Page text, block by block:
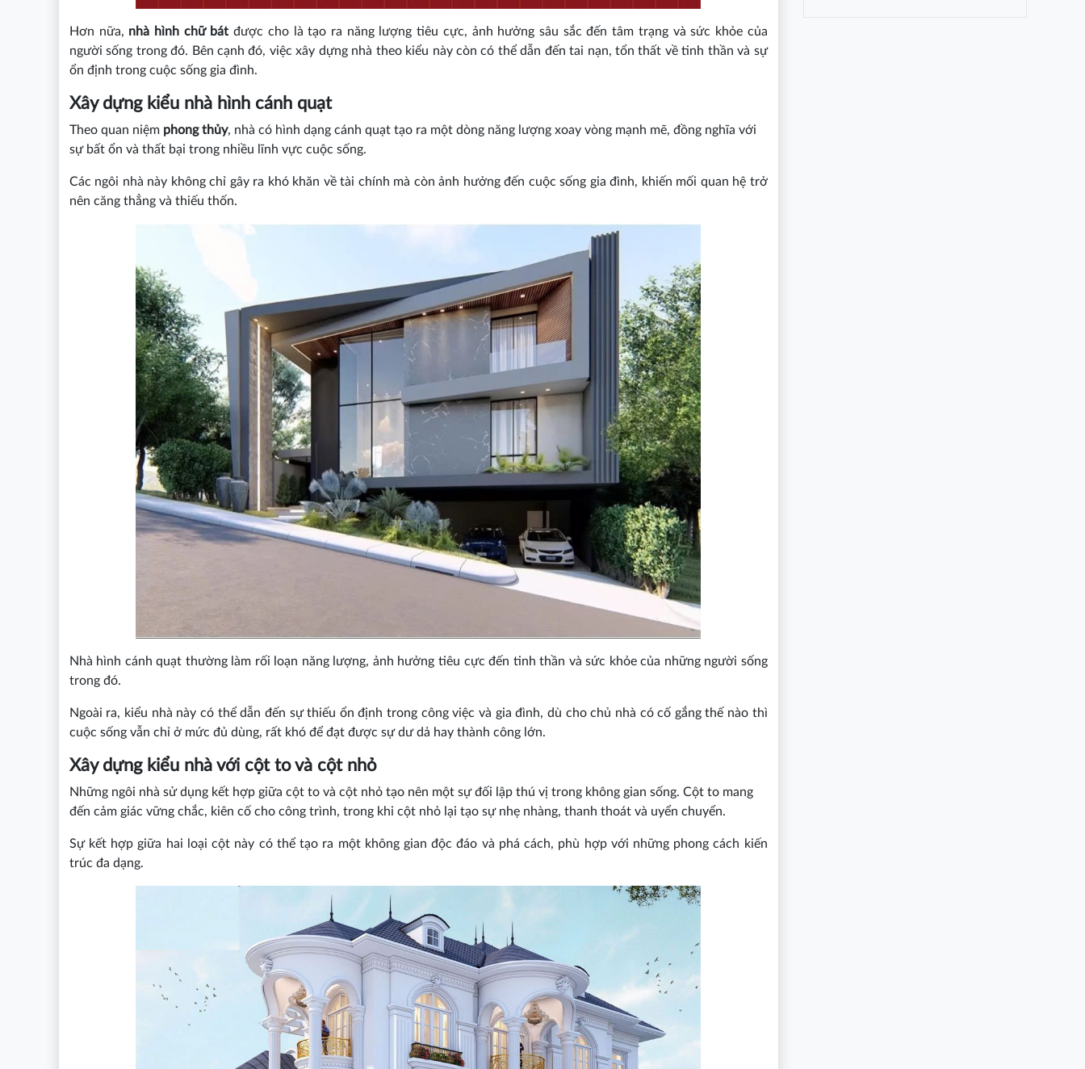
Hơn nữa, nhà hình chữ bátđược cho là tạo ra năng lượng tiêu cực, ảnh hưởng sâu sắc đến tâm trạng và sức khỏe của
người sống trong đó. Bên cạnh đó, việc xây dựng nhà theo kiểu này còn có thể dẫn đến tai nạn, tổn thất về tinh thần và sự
ổn định trong cuộc sống gia đình.
Xây dựng kiểu nhà hình cánh quạt
Theo quan niệm phong thủy, nhà có hình dạng cánh quạt tạo ra một dòng năng lượng xoay vòng mạnh mẽ, đồng nghĩa với
sự bất ổn và thất bại trong nhiều lĩnh vực cuộc sống.
Các ngôi nhà này không chỉ gây ra khó khăn về tài chính mà còn ảnh hưởng đến cuộc sống gia đình, khiến mối quan hệ trở
nên căng thẳng và thiếu thốn.
Nhà hình cánh quạt thường làm rối loạn năng lượng, ảnh hưởng tiêu cực đến tinh thần và sức khỏe của những người sống
trong đó.
Ngoài ra, kiểu nhà này có thể dẫn đến sự thiếu ổn định trong công việc và gia đình, dù cho chủ nhà có cố gắng thế nào thì
cuộc sống vẫn chỉ ở mức đủ dùng, rất khó để đạt được sự dư dả hay thành công lớn.
Xây dựng kiểu nhà với cột to và cột nhỏ
Những ngôi nhà sử dụng kết hợp giữa cột to và cột nhỏ tạo nên một sự đối lập thú vị trong không gian sống. Cột to mang
đến cảm giác vững chắc, kiên cố cho công trình, trong khi cột nhỏ lại tạo sự nhẹ nhàng, thanh thoát và uyển chuyển.
Sự kết hợp giữa hai loại cột này có thể tạo ra một không gian độc đáo và phá cách, phù hợp với những phong cách kiến
trúc đa dạng.